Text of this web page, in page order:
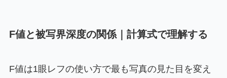
F値と被写界深度の関係｜計算式で理解する
F値は1眼レフの使い方で最も写真の見た目を変え